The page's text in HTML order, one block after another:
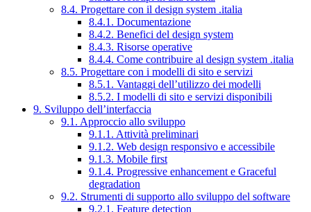
8.4. Progettare con il design system .italia
8.4.1. Documentazione
8.4.2. Benefici del design system
8.4.3. Risorse operative
8.4.4. Come contribuire al design system .italia
8.5. Progettare con i modelli di sito e servizi
8.5.1. Vantaggi dell’utilizzo dei modelli
8.5.2. I modelli di sito e servizi disponibili
9. Sviluppo dell’interfaccia
9.1. Approccio allo sviluppo
9.1.1. Attività preliminari
9.1.2. Web design responsivo e accessibile
9.1.3. Mobile first
9.1.4. Progressive enhancement e Graceful
degradation
9.2. Strumenti di supporto allo sviluppo del software
9.2.1. Feature detection